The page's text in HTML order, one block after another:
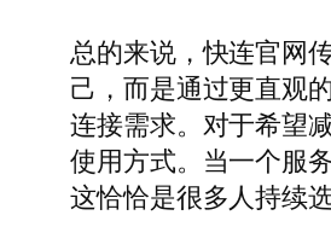
总的来说，快连官网
己，而是通过更直观
连接需求。对于希望
使用方式。当一个服
这恰恰是很多人持续